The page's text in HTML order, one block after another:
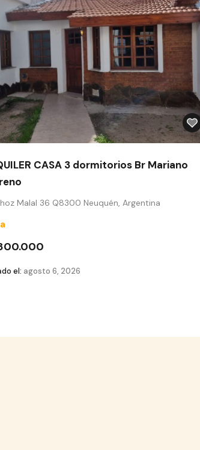
CASA 3 dormitorios Br Mariano
Malal 36 Q8300 Neuquén, Argentina
el: agosto 6, 2026